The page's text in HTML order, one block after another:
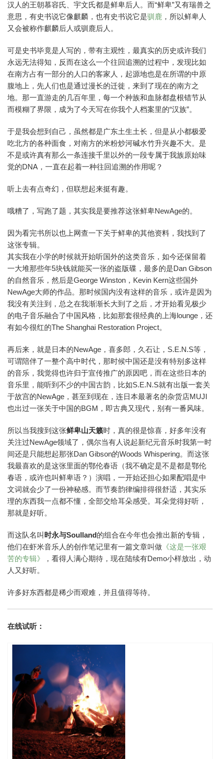
汉人的王朝慕容氏、宇文氏都是鲜卑后人。而“鲜卑”又有瑞兽之
意思，有史书说它像麒麟，也有史书说它是驯鹿 ，所以鲜卑人
又会被称作麒麟后人或驯鹿后人。
可是史书毕竟是人写的，带有主观性，最真实的历史或许我们
永远无法得知，反而在这么一个往回追溯的过程中，发现比如
在南方占有一部分的人口的客家人，起源地也是在所谓的中原
腹地上，先人们也是通过漫长的迁徙，来到了现在的南方之
地。那一直游走的几百年里，每一个种族和血脉都盘根错节从
而模糊了界限，成为了今天写在你我个人档案里的“汉族”。
于是我会想到自己，虽然都是广东土生土长，但是从小都极爱
吃北方的各种面食，对南方的米粉炒河碱水竹升兴趣不大。是
不是或许真有那么一条连接千里以外的一段专属于我族原始味
觉的DNA，一直在起着一种往回追溯的作用呢？
听上去有点奇幻，但联想起来挺有趣。
哦糟了，写跑了题，其实我是要推荐这张鲜卑NewAge的。
因为看完书所以也上网查一下关于鲜卑的其他资料，我找到了
这张专辑。
其实我在小学的时候就开始听国外的这类音乐，如今还保留着
一大堆那些年5块钱就能买一张的盗版碟，最多的是Dan Gibson
的自然音乐，然后是George Winston，Kevin Kern这些国外
NewAge大师的作品。那时候国内没有这样的音乐，或许是因为
我没有关注到，总之在我渐渐长大到了之后，才开始看见极少
的电子音乐融合了中国风格，比如那套很经典的上海lounge，还
有如今很红的The Shanghai Restoration Project。
再后来，就是日本的NewAge，喜多郎，久石让，S.E.N.S等，
可谓陪伴了一整个高中时代，那时候中国还是没有特别多这样
的音乐，我觉得也许归于宣传推广的原因吧，而在这些日本的
音乐里，能听到不少的中国古韵，比如S.E.N.S就有出版一套关
于故宫的NewAge，甚至到现在，连日本最著名的杂货店MUJI
也出过一张关于中国的BGM，即古典又现代，别有一番风味。
所以当我搜到这张鲜卑山天籁时，真的很是惊喜，好多年没有
关注过NewAge领域了，偶尔当有人说起新纪元音乐时我第一时
间还是只能想起那张Dan Gibson的Woods Whispering。而这张
我最喜欢的是这张里面的鄂伦春语（我不确定是不是都是鄂伦
春语，或许也叫鲜卑语？）演唱，一开始还担心如果配唱是中
文词就会少了一份神秘感。而节奏韵律编排得很舒适，其实乐
理的东西我一点都不懂，全部交给耳朵感受。耳朵觉得好听，
那就是好听。
而这队名叫 时永与Soulland的组合在今年也会推出新的专辑，
他们在虾米音乐人的创作笔记里有一篇文章叫做 《这是一张艰
苦的专辑》
，看得人满心期待，现在陆续有Demo小样放出，动
人又好听。
许多好东西都是稀少而艰难，并且值得等待。
在线试听：